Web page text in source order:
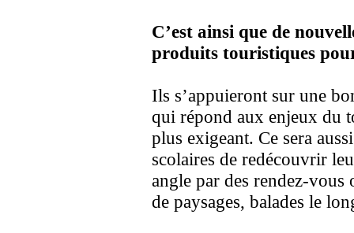
C’est ainsi que de
produits touristiques
Ils s’appuieront sur une
qui répond aux enjeux du
plus exigeant. Ce sera
scolaires de redécouvrir
angle par des rendez-
de paysages, balades le